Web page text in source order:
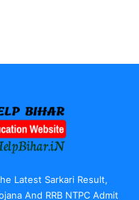
Latest Sarkari Result,
And RRB NTPC Admit